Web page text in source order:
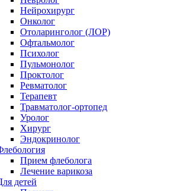
Нейрохирург
Онколог
Отоларинголог (ЛОР)
Офтальмолог
Психолог
Пульмонолог
Проктолог
Ревматолог
Терапевт
Травматолог-ортопед
Уролог
Хирург
Эндокринолог
Прием флеболога
Лечение варикоза
детей